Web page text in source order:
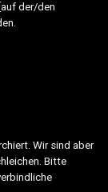
der/den
Wir sind aber
Bitte